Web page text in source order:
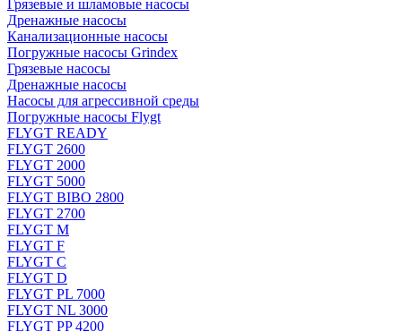
Грязевые и шламовые насосы
Дренажные насосы
Канализационные насосы
Погружные насосы Grindex
Грязевые насосы
Дренажные насосы
Насосы для агрессивной среды
Погружные насосы Flygt
FLYGT READY
FLYGT 2600
FLYGT 2000
FLYGT 5000
FLYGT BIBO 2800
FLYGT 2700
FLYGT M
FLYGT F
FLYGT C
FLYGT D
FLYGT PL 7000
FLYGT NL 3000
FLYGT PP 4200